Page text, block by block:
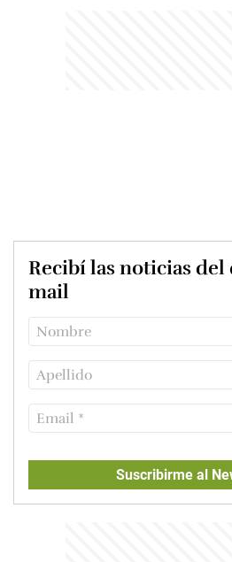
Recibí las noticias del
mail
Suscribirme al